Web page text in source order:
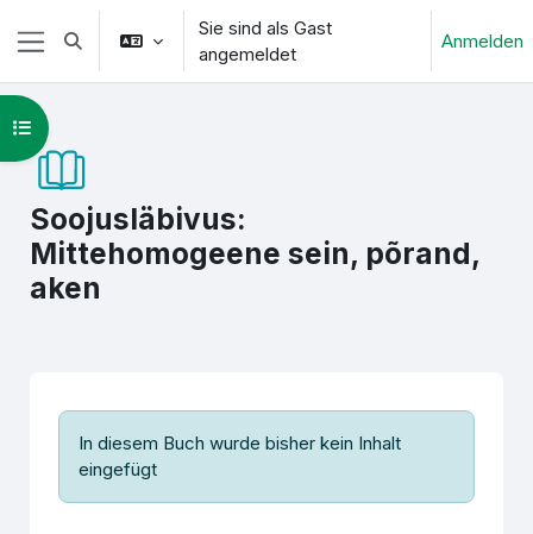
Zum Hauptinhalt
Website-Übersicht
Sucheingabe umschalten
Sie sind als Gast
angemeldet
Anmelden
Soojusläbivus:
Mittehomogeene sein, põrand,
aken
Kursindex öffnen
In diesem Buch wurde bisher kein Inhalt
eingefügt